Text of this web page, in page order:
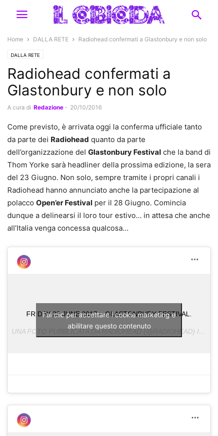
Home DALLA RETE Radiohead confermati a Glastonbury e non solo
DALLA RETE
Radiohead confermati a
Glastonbury e non solo
A cura di Redazione - 20/10/2016
Come previsto, è arrivata oggi la conferma ufficiale tanto
da parte dei Radiohead quanto da parte
dell’organizzazione del Glastonbury Festival che la band di
Thom Yorke sarà headliner della prossima edizione, la sera
del 23 Giugno. Non solo, sempre tramite i propri canali i
Radiohead hanno annunciato anche la partecipazione al
polacco Open’er Festival per il 28 Giugno. Comincia
dunque a delinearsi il loro tour estivo… in attesa che anche
all’Italia venga concessa qualcosa…
FRIDAY 23 JUNE 2017 – GLASTONBURY FESTIVAL.
Fai clic per accettare i cookie marketing e
abilitare questo contenuto